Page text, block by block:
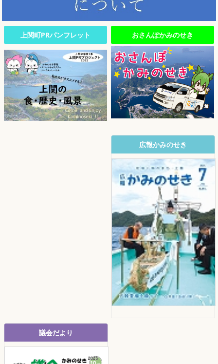
上関町PRパンフレット おさんぽかみのせき
広報かみのせき
議会だより